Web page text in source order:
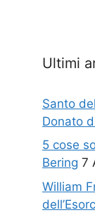
Ultimi
Santo
Donato
5 cose
Bering 7
William